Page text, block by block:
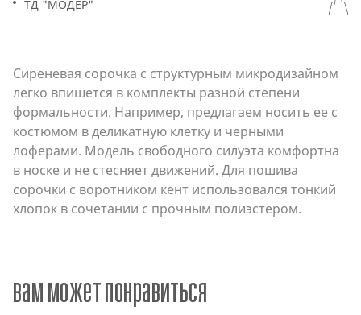
ТД "МОДЕР"
Сиреневая сорочка с структурным микродизайном
легко впишется в комплекты разной степени
формальности. Например, предлагаем носить ее с
костюмом в деликатную клетку и черными
лоферами. Модель свободного силуэта комфортна
в носке и не стесняет движений. Для пошива
сорочки с воротником кент использовался тонкий
хлопок в сочетании с прочным полиэстером.
вам может понравиться